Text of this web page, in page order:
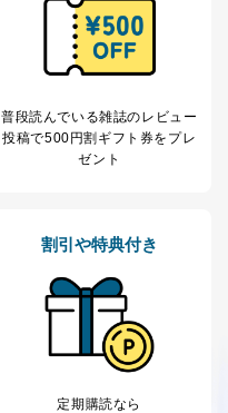
普段読んでいる雑誌のレビュー
投稿で500円割ギフト券をプレ
ゼント
割引や特典付き
定期購読なら